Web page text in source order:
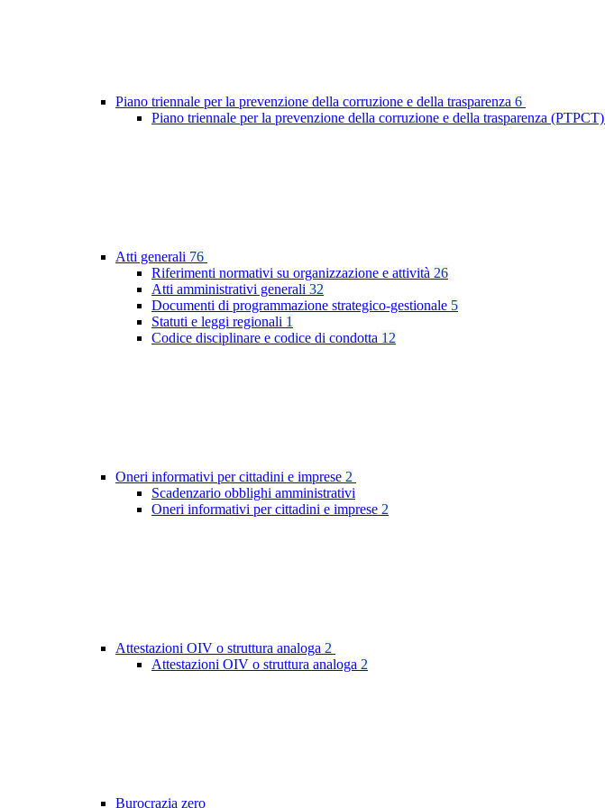
Piano triennale per la prevenzione della corruzione e della trasparenza 6
Piano triennale per la prevenzione della corruzione e della trasparenza (PTPCT)
Atti generali 76
Riferimenti normativi su organizzazione e attività 26
Atti amministrativi generali 32
Documenti di programmazione strategico-gestionale 5
Statuti e leggi regionali 1
Codice disciplinare e codice di condotta 12
Oneri informativi per cittadini e imprese 2
Scadenzario obblighi amministrativi
Oneri informativi per cittadini e imprese 2
Attestazioni OIV o struttura analoga 2
Attestazioni OIV o struttura analoga 2
Burocrazia zero